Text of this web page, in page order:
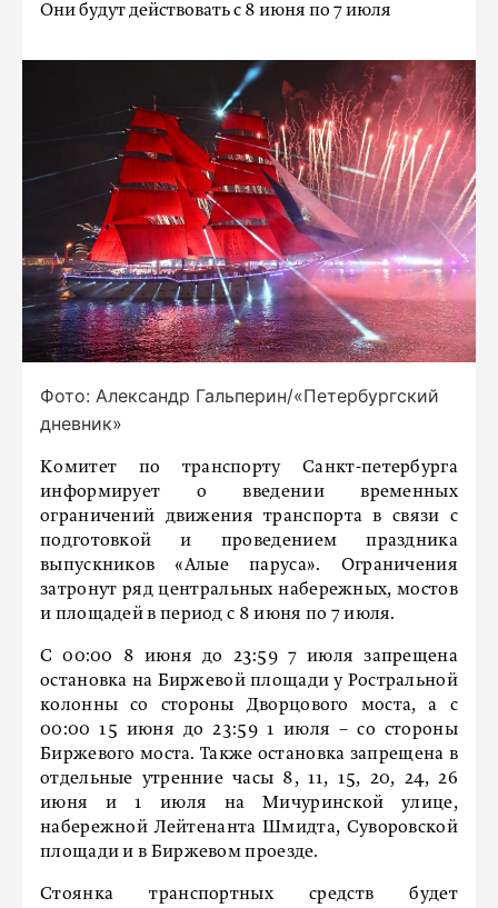
Они будут действовать с 8 июня по 7 июля
Фото: Александр Гальперин/«Петербургский
дневник»
Комитет по транспорту Санкт-петербурга
информирует о введении временных
ограничений движения транспорта в связи с
подготовкой и проведением праздника
выпускников «Алые паруса». Ограничения
затронут ряд центральных набережных, мостов
и площадей в период с 8 июня по 7 июля.
С 00:00 8 июня до 23:59 7 июля запрещена
остановка на Биржевой площади у Ростральной
колонны со стороны Дворцового моста, а с
00:00 15 июня до 23:59 1 июля – со стороны
Биржевого моста. Также остановка запрещена в
отдельные утренние часы 8, 11, 15, 20, 24, 26
июня и 1 июля на Мичуринской улице,
набережной Лейтенанта Шмидта, Суворовской
площади и в Биржевом проезде.
Стоянка транспортных средств будет